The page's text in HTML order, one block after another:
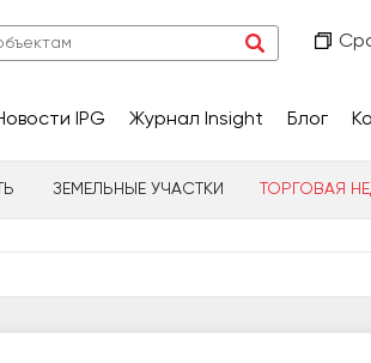
IPG Журнал Insight Блог
ЗЕМЕЛЬНЫЕ УЧАСТКИ ТОРГОВАЯ